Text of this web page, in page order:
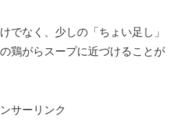
でなく、少しの「ちょい足し」
鶏がらスープに近づけることが
サーリンク